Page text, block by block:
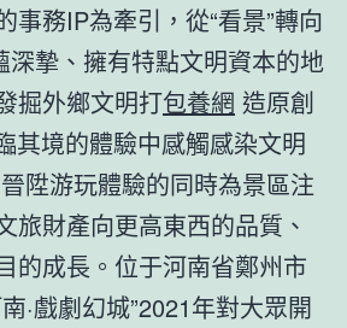
事務IP為牽引，從“看景”轉向
深摯、擁有特點文明資本的地
掘外鄉文明打包養網 造原創
其境的體驗中感觸感染文明
陞游玩體驗的同時為景區注
旅財產向更高東西的品質、
的成長。位于河南省鄭州市
·戲劇幻城”2021年對大眾開